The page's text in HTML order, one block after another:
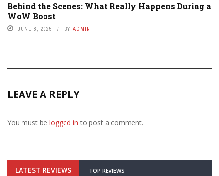
Behind the Scenes: What Really Happens During a
WoW Boost
JUNE 8, 2025 BY ADMIN
LEAVE A REPLY
You must be logged in to post a comment.
LATEST REVIEWS TOP REVIEWS